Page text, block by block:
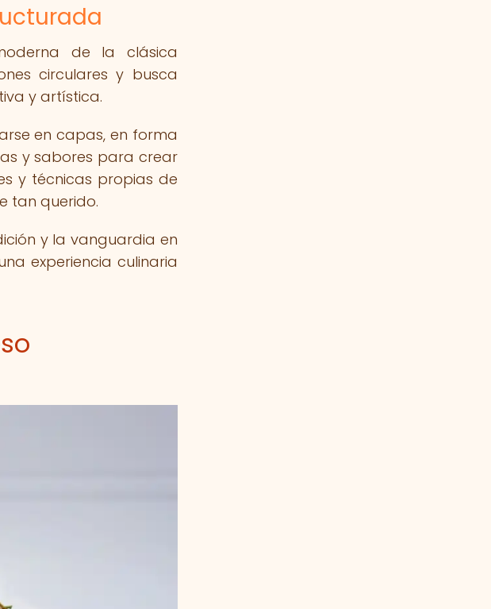
de la clásica
circulares y busca
y artística.
en capas, en forma
y sabores para crear
y técnicas propias de
tan querido.
y la vanguardia en
experiencia culinaria